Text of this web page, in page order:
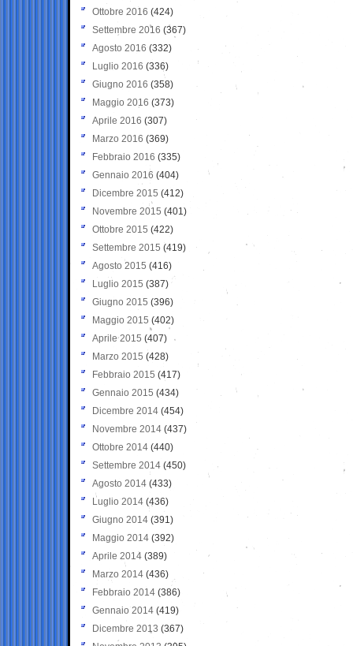
Ottobre 2016 (424)
Settembre 2016 (367)
Agosto 2016 (332)
Luglio 2016 (336)
Giugno 2016 (358)
Maggio 2016 (373)
Aprile 2016 (307)
Marzo 2016 (369)
Febbraio 2016 (335)
Gennaio 2016 (404)
Dicembre 2015 (412)
Novembre 2015 (401)
Ottobre 2015 (422)
Settembre 2015 (419)
Agosto 2015 (416)
Luglio 2015 (387)
Giugno 2015 (396)
Maggio 2015 (402)
Aprile 2015 (407)
Marzo 2015 (428)
Febbraio 2015 (417)
Gennaio 2015 (434)
Dicembre 2014 (454)
Novembre 2014 (437)
Ottobre 2014 (440)
Settembre 2014 (450)
Agosto 2014 (433)
Luglio 2014 (436)
Giugno 2014 (391)
Maggio 2014 (392)
Aprile 2014 (389)
Marzo 2014 (436)
Febbraio 2014 (386)
Gennaio 2014 (419)
Dicembre 2013 (367)